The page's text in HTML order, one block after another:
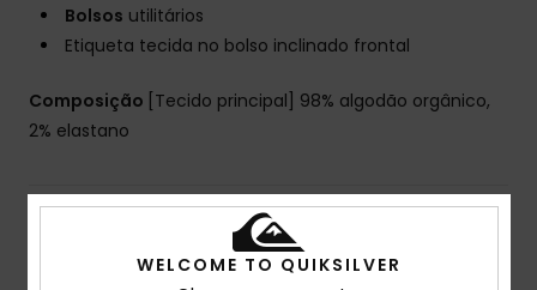
Bolsos utilitários
Etiqueta tecida no bolso inclinado frontal
Composição [Tecido principal] 98% algodão orgânico,
2% elastano
Envio& Devoluciones
WELCOME TO QUIKSILVER